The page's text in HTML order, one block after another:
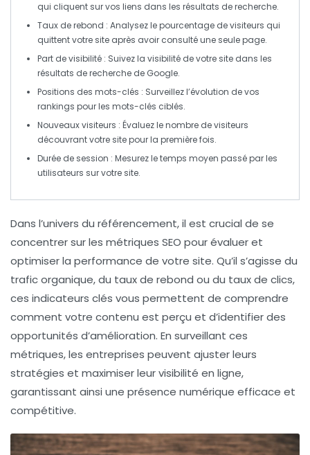
qui cliquent sur vos liens dans les résultats de recherche.
Taux de rebond : Analysez le pourcentage de visiteurs qui
quittent votre site après avoir consulté une seule page.
Part de visibilité : Suivez la visibilité de votre site dans les
résultats de recherche de Google.
Positions des mots-clés : Surveillez l’évolution de vos
rankings pour les mots-clés ciblés.
Nouveaux visiteurs : Évaluez le nombre de visiteurs
découvrant votre site pour la première fois.
Durée de session : Mesurez le temps moyen passé par les
utilisateurs sur votre site.
Dans l’univers du référencement, il est crucial de se
concentrer sur les métriques SEO pour évaluer et
optimiser la performance de votre site. Qu’il s’agisse du
trafic organique, du taux de rebond ou du taux de clics,
ces indicateurs clés vous permettent de comprendre
comment votre contenu est perçu et d’identifier des
opportunités d’amélioration. En surveillant ces
métriques, les entreprises peuvent ajuster leurs
stratégies et maximiser leurvisibilité en ligne,
garantissant ainsi une présence numérique efficace et
compétitive.